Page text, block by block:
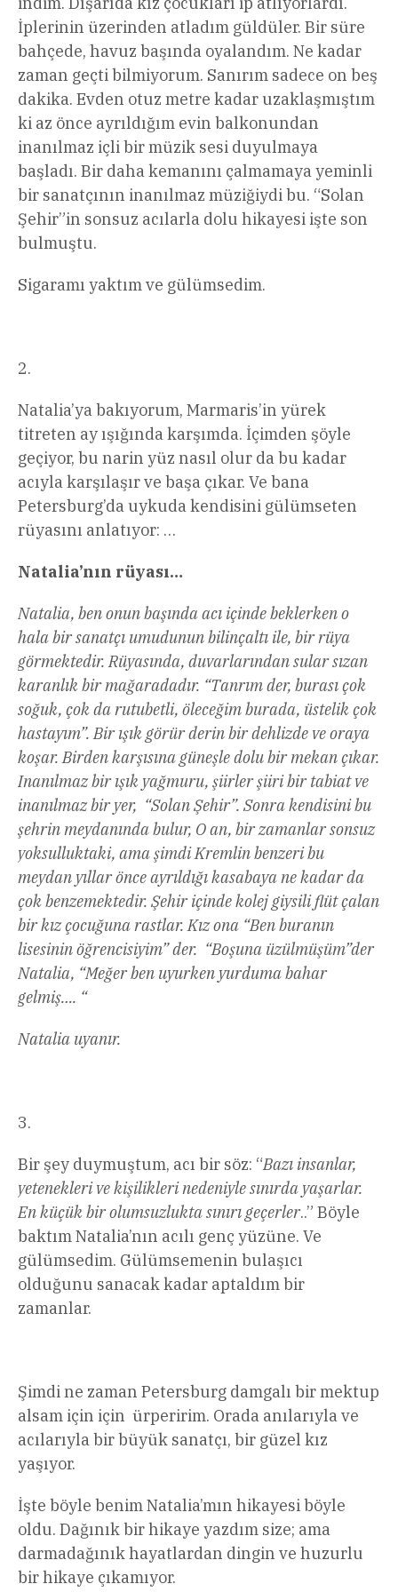
İplerinin üzerinden atladım güldüler. Bir süre
bahçede, havuz başında oyalandım. Ne kadar
zaman geçti bilmiyorum. Sanırım sadece on beş
dakika. Evden otuz metre kadar uzaklaşmıştım
ki az önce ayrıldığım evin balkonundan
inanılmaz içli bir müzik sesi duyulmaya
başladı. Bir daha kemanını çalmamaya yeminli
bir sanatçının inanılmaz müziğiydi bu. “Solan
Şehir”in sonsuz acılarla dolu hikayesi işte son
bulmuştu.
Sigaramı yaktım ve gülümsedim.
2.
Natalia’ya bakıyorum, Marmaris’in yürek
titreten ay ışığında karşımda. İçimden şöyle
geçiyor, bu narin yüz nasıl olur da bu kadar
acıyla karşılaşır ve başa çıkar. Ve bana
Petersburg’da uykuda kendisini gülümseten
rüyasını anlatıyor: …
Natalia’nın rüyası…
Natalia, ben onun başında acı içinde beklerken o
hala bir sanatçı umudunun bilinçaltı ile, bir rüya
görmektedir. Rüyasında, duvarlarından sular sızan
karanlık bir mağaradadır. “Tanrım der, burası çok
soğuk, çok da rutubetli, öleceğim burada, üstelik çok
hastayım”. Bir ışık görür derin bir dehlizde ve oraya
koşar. Birden karşısına güneşle dolu bir mekan çıkar.
Inanılmaz bir ışık yağmuru, şiirler şiiri bir tabiat ve
inanılmaz bir yer, “Solan Şehir”. Sonra kendisini bu
şehrin meydanında bulur, O an, bir zamanlar sonsuz
yoksulluktaki, ama şimdi Kremlin benzeri bu
meydan yıllar önce ayrıldığı kasabaya ne kadar da
çok benzemektedir. Şehir içinde kolej giysili flüt çalan
bir kız çocuğuna rastlar. Kız ona “Ben buranın
lisesinin öğrencisiyim” der. “Boşuna üzülmüşüm”der
Natalia, “Meğer ben uyurken yurduma bahar
gelmiş…. “
Natalia uyanır.
3.
Bir şey duymuştum, acı bir söz: “Bazı insanlar,
yetenekleri ve kişilikleri nedeniyle sınırda yaşarlar.
En küçük bir olumsuzlukta sınırı geçerler..” Böyle
baktım Natalia’nın acılı genç yüzüne. Ve
gülümsedim. Gülümsemenin bulaşıcı
olduğunu sanacak kadar aptaldım bir
zamanlar.
Şimdi ne zaman Petersburg damgalı bir mektup
alsam için için ürperirim. Orada anılarıyla ve
acılarıyla bir büyük sanatçı, bir güzel kız
yaşıyor.
İşte böyle benim Natalia’mın hikayesi böyle
oldu. Dağınık bir hikaye yazdım size; ama
darmadağınık hayatlardan dingin ve huzurlu
bir hikaye çıkamıyor.